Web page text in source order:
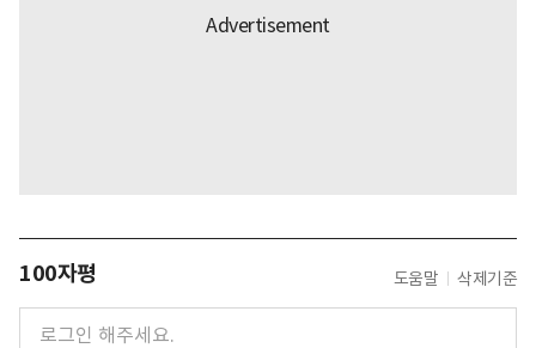
100자평 도움말 삭제기준